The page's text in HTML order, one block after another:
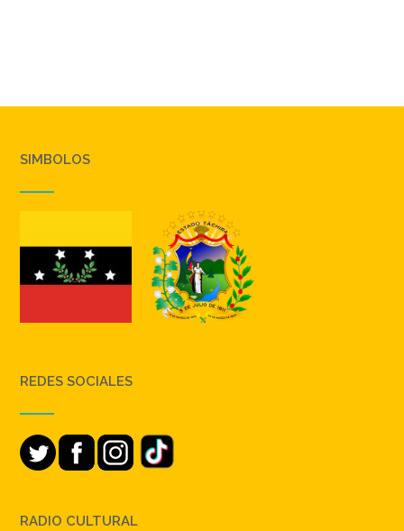
SIMBOLOS
REDES SOCIALES
RADIO CULTURAL